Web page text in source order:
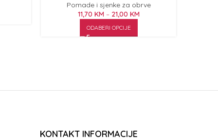
Pomade i sjenke za obrve
11,70 KM– 21,00 KM
ODABERI OPCIJE
KONTAKT INFORMACIJE